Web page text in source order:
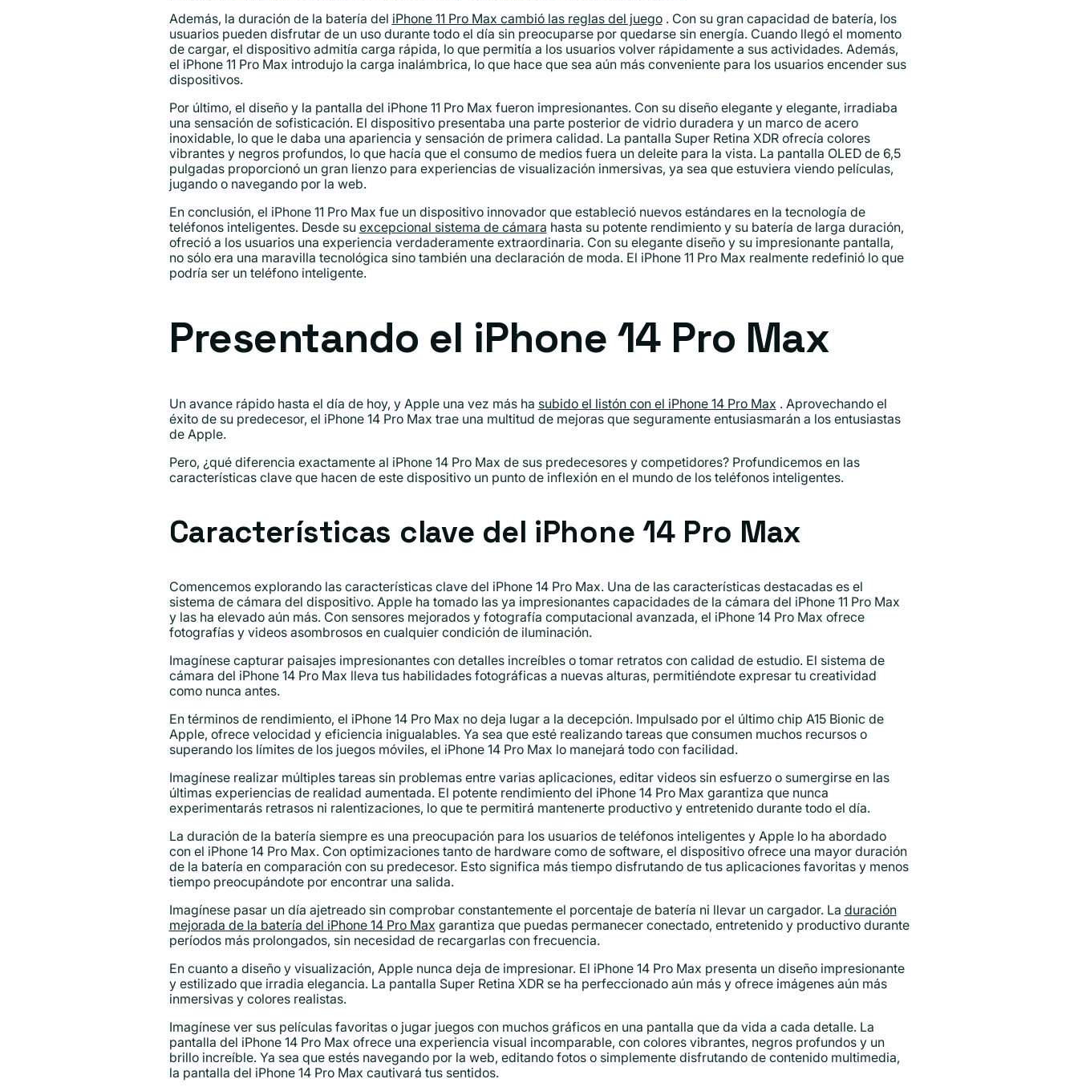
Además, la duración de la batería del iPhone 11 Pro Max cambió las reglas del juego. Con su gran capacidad de batería, los
usuarios pueden disfrutar de un uso durante todo el día sin preocuparse por quedarse sin energía. Cuando llegó el momento
de cargar, el dispositivo admitía carga rápida, lo que permitía a los usuarios volver rápidamente a sus actividades. Además,
el iPhone 11 Pro Max introdujo la carga inalámbrica, lo que hace que sea aún más conveniente para los usuarios encender sus
dispositivos.
Por último, el diseño y la pantalla del iPhone 11 Pro Max fueron impresionantes. Con su diseño elegante y elegante, irradiaba
una sensación de sofisticación. El dispositivo presentaba una parte posterior de vidrio duradera y un marco de acero
inoxidable, lo que le daba una apariencia y sensación de primera calidad. La pantalla Super Retina XDR ofrecía colores
vibrantes y negros profundos, lo que hacía que el consumo de medios fuera un deleite para la vista. La pantalla OLED de 6,5
pulgadas proporcionó un gran lienzo para experiencias de visualización inmersivas, ya sea que estuviera viendo películas,
jugando o navegando por la web.
En conclusión, el iPhone 11 Pro Max fue un dispositivo innovador que estableció nuevos estándares en la tecnología de
teléfonos inteligentes. Desde su excepcional sistema de cámara hasta su potente rendimiento y su batería de larga duración,
ofreció a los usuarios una experiencia verdaderamente extraordinaria. Con su elegante diseño y su impresionante pantalla,
no sólo era una maravilla tecnológica sino también una declaración de moda. El iPhone 11 Pro Max realmente redefinió lo que
podría ser un teléfono inteligente.
Presentando el iPhone 14 Pro Max
Un avance rápido hasta el día de hoy, y Apple una vez más ha subido el listón con el iPhone 14 Pro Max . Aprovechando el
éxito de su predecesor, el iPhone 14 Pro Max trae una multitud de mejoras que seguramente entusiasmarán a los entusiastas
de Apple.
Pero, ¿qué diferencia exactamente al iPhone 14 Pro Max de sus predecesores y competidores? Profundicemos en las
características clave que hacen de este dispositivo un punto de inflexión en el mundo de los teléfonos inteligentes.
Características clave del iPhone 14 Pro Max
Comencemos explorando las características clave del iPhone 14 Pro Max. Una de las características destacadas es el
sistema de cámara del dispositivo. Apple ha tomado las ya impresionantes capacidades de la cámara del iPhone 11 Pro Max
y las ha elevado aún más. Con sensores mejorados y fotografía computacional avanzada, el iPhone 14 Pro Max ofrece
fotografías y videos asombrosos en cualquier condición de iluminación.
Imagínese capturar paisajes impresionantes con detalles increíbles o tomar retratos con calidad de estudio. El sistema de
cámara del iPhone 14 Pro Max lleva tus habilidades fotográficas a nuevas alturas, permitiéndote expresar tu creatividad
como nunca antes.
En términos de rendimiento, el iPhone 14 Pro Max no deja lugar a la decepción. Impulsado por el último chip A15 Bionic de
Apple, ofrece velocidad y eficiencia inigualables. Ya sea que esté realizando tareas que consumen muchos recursos o
superando los límites de los juegos móviles, el iPhone 14 Pro Max lo manejará todo con facilidad.
Imagínese realizar múltiples tareas sin problemas entre varias aplicaciones, editar videos sin esfuerzo o sumergirse en las
últimas experiencias de realidad aumentada. El potente rendimiento del iPhone 14 Pro Max garantiza que nunca
experimentarás retrasos ni ralentizaciones, lo que te permitirá mantenerte productivo y entretenido durante todo el día.
La duración de la batería siempre es una preocupación para los usuarios de teléfonos inteligentes y Apple lo ha abordado
con el iPhone 14 Pro Max. Con optimizaciones tanto de hardware como de software, el dispositivo ofrece una mayor duración
de la batería en comparación con su predecesor. Esto significa más tiempo disfrutando de tus aplicaciones favoritas y menos
tiempo preocupándote por encontrar una salida.
Imagínese pasar un día ajetreado sin comprobar constantemente el porcentaje de batería ni llevar un cargador. La duración
mejorada de la batería del iPhone 14 Pro Max garantiza que puedas permanecer conectado, entretenido y productivo durante
períodos más prolongados, sin necesidad de recargarlas con frecuencia.
En cuanto a diseño y visualización, Apple nunca deja de impresionar. El iPhone 14 Pro Max presenta un diseño impresionante
y estilizado que irradia elegancia. La pantalla Super Retina XDR se ha perfeccionado aún más y ofrece imágenes aún más
inmersivas y colores realistas.
Imagínese ver sus películas favoritas o jugar juegos con muchos gráficos en una pantalla que da vida a cada detalle. La
pantalla del iPhone 14 Pro Max ofrece una experiencia visual incomparable, con colores vibrantes, negros profundos y un
brillo increíble. Ya sea que estés navegando por la web, editando fotos o simplemente disfrutando de contenido multimedia,
la pantalla del iPhone 14 Pro Max cautivará tus sentidos.